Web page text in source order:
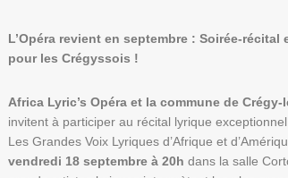
L’Opéra revient en septembre : Soirée-récital
pour les Crégyssois !
Africa Lyric’s Opéra et la commune de Crégy-
invitent à participer au récital lyrique
Les Grandes Voix Lyriques d’Afrique et
vendredi 18 septembre à 20h dans la salle